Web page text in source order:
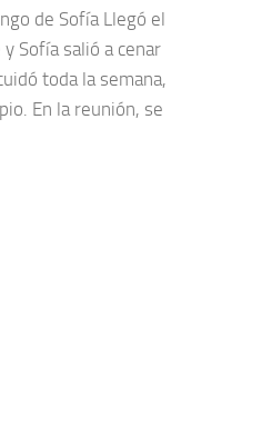
de Sofía Llegó el
Sofía salió a cenar
toda la semana,
En la reunión, se